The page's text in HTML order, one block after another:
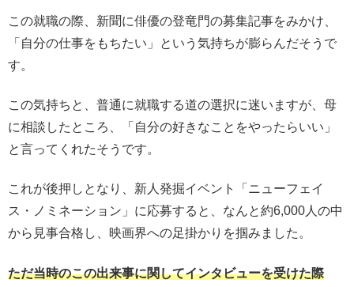
この就職の際、新聞に俳優の登竜門の募集記事をみかけ、
「自分の仕事をもちたい」という気持ちが膨らんだそうで
す。
この気持ちと、普通に就職する道の選択に迷いますが、母
に相談したところ、「自分の好きなことをやったらいい」
と言ってくれたそうです。
これが後押しとなり、新人発掘イベント「ニューフェイ
ス・ノミネーション」に応募すると、なんと約6,000人の中
から見事合格し、映画界への足掛かりを掴みました。
ただ当時のこの出来事に関してインタビューを受けた際